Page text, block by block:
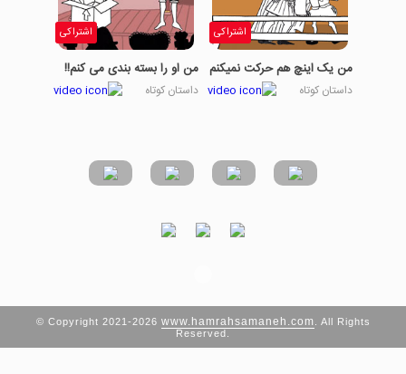
اشتراکی
من یک اینچ هم حرکت نمیکنم
داستان کوتاه
اشتراکی
من او را بسته بندی می کنم!!
داستان کوتاه
© Copyright 2021-2026 www.hamrahsamaneh.com
. All Rights
Reserved.